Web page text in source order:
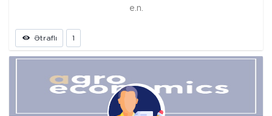
e.n.
Ətraflı 1